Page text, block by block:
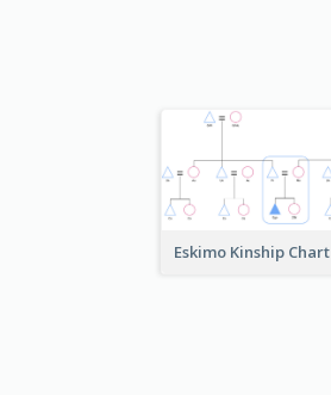
Eskimo Kinship Chart